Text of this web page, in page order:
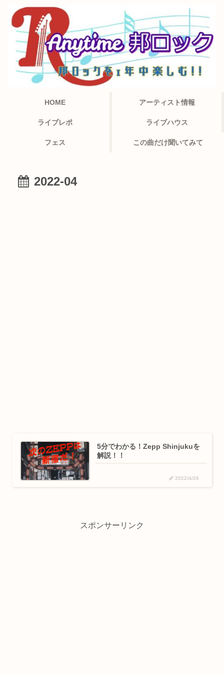
HOME アーティスト情報
ライブレポ ライブハウス
フェス この曲だけ聞いてみて
2022-04
5分でわかる！Zepp Shinjukuを
解説！！
2022/4/26
スポンサーリンク